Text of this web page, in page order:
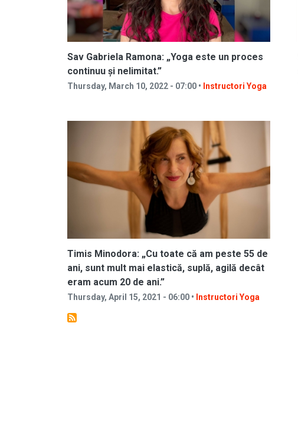
Sav Gabriela Ramona: „Yoga este un proces
continuu și nelimitat.”
Thursday, March 10, 2022 - 07:00 • Instructori Yoga
Timis Minodora: „Cu toate că am peste 55 de
ani, sunt mult mai elastică, suplă, agilă decât
eram acum 20 de ani.”
Thursday, April 15, 2021 - 06:00 • Instructori Yoga